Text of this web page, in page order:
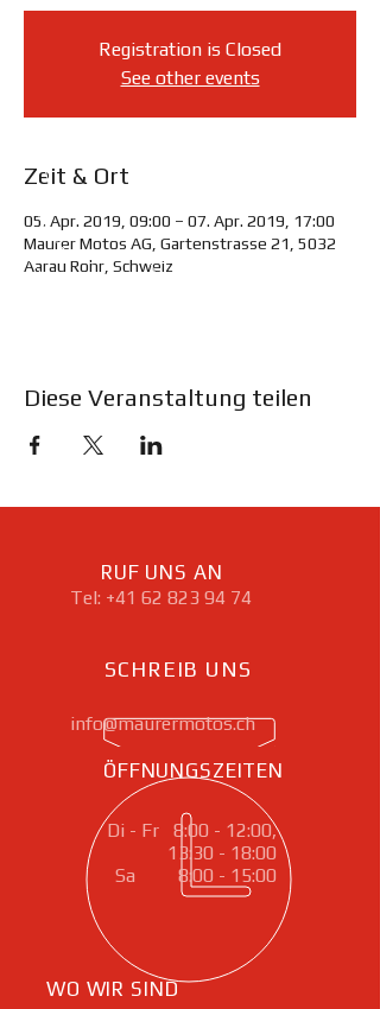
Registration is Closed
See other events
Zeit & Ort
05. Apr. 2019, 09:00 – 07. Apr. 2019, 17:00
Maurer Motos AG, Gartenstrasse 21, 5032
Aarau Rohr, Schweiz
Diese Veranstaltung teilen
RUF UNS AN
Tel: +41 62 823 94 74
SCHREIB UNS
info@maurermotos.ch
ÖFFNUNGSZEITEN
Di - Fr 8:00 - 12:00,
13:30 - 18:00
Sa 8:00 - 15:00
WO WIR SIND